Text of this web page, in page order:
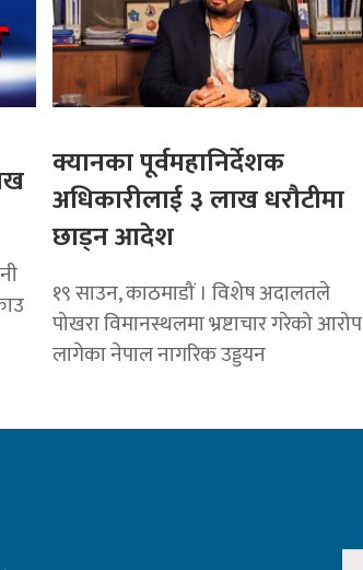
क्यानका पूर्वमहानिर्देशक
अधिकारीलाई ३ लाख धरौटीमा
छाड्न आदेश
१९ साउन, काठमाडौं । विशेष अदालतले
पोखरा विमानस्थलमा भ्रष्टाचार गरेको आरोप
लागेका नेपाल नागरिक उड्डयन